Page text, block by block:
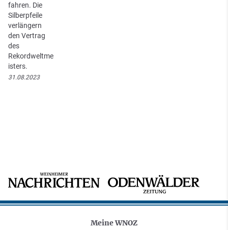
fahren. Die
Silberpfeile
verlängern
den Vertrag
des
Rekordweltme
isters.
31.08.2023
Meine WNOZ